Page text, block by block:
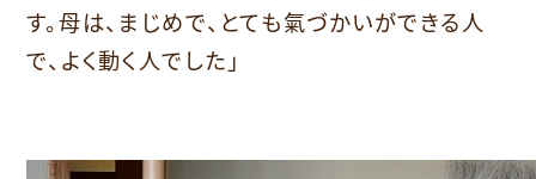
す。母は、まじめで、とても氣づかいができる人
で、よく動く人でした」